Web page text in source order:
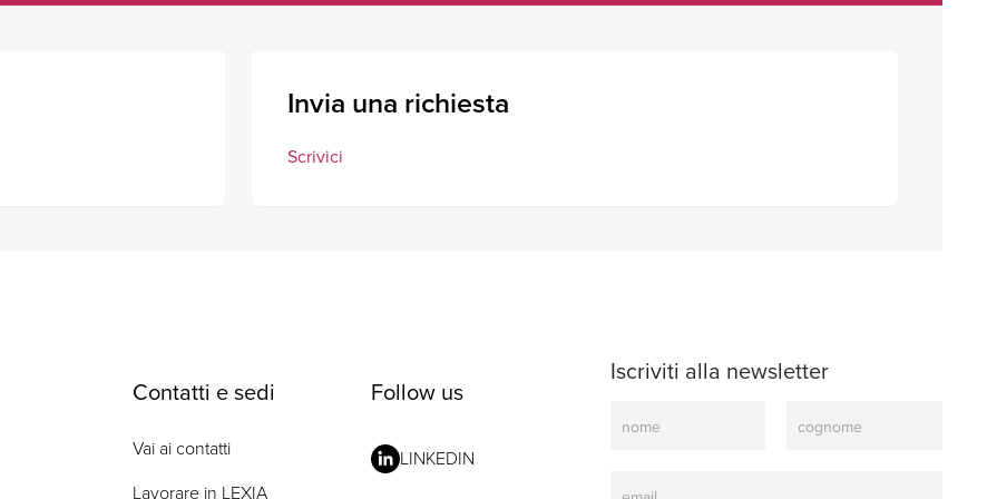
Invia una richiesta
Scrivici
Contatti e sedi
Vai ai contatti
Lavorare in LEXIA
Follow us
LINKEDIN
Iscriviti alla newsletter